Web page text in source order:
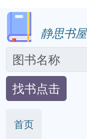
静思书屋
找书点击
首页